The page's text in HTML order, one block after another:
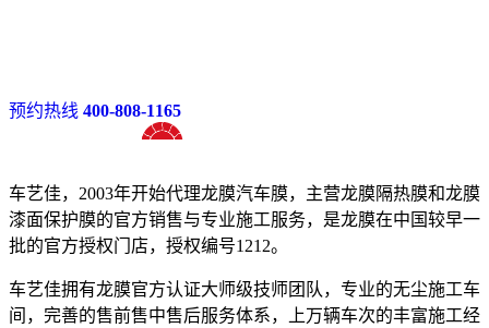
预约热线 400-808-1165
车艺佳，2003年开始代理龙膜汽车膜，主营龙膜隔热膜和龙膜
漆面保护膜的官方销售与专业施工服务，是龙膜在中国较早一
批的官方授权门店，授权编号1212。
车艺佳拥有龙膜官方认证大师级技师团队，专业的无尘施工车
间，完善的售前售中售后服务体系，上万辆车次的丰富施工经